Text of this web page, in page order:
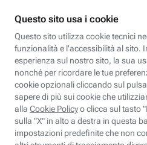
Formazione
Fastweb Digital Academy
STEP FuturAbility District